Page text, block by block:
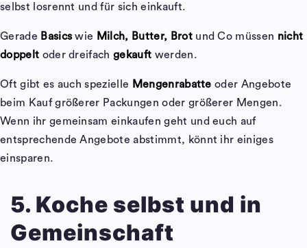
selbst losrennt und für sich einkauft.
Gerade Basicswie Milch, Butter, Brotund Co müssen nicht
doppelt oder dreifachgekauft werden.
Oft gibt es auch spezielle Mengenrabatte oder Angebote
beim Kauf größerer Packungen oder größerer Mengen.
Wenn ihr gemeinsam einkaufen geht und euch auf
entsprechende Angebote abstimmt, könnt ihr einiges
einsparen.
5. Koche selbst und in
Gemeinschaft